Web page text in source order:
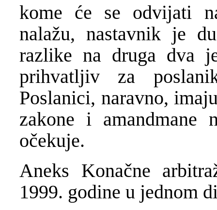
kome će se odvijati
nalažu, nastavnik je
razlike na druga dva
prihvatljiv za
Poslanici, naravno,
zakone i
očekuje.
Aneks Konačne
1999. godine u jednom